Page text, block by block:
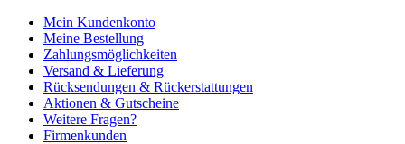
Mein Kundenkonto
Meine Bestellung
Zahlungsmöglichkeiten
Versand & Lieferung
Rücksendungen & Rückerstattungen
Aktionen & Gutscheine
Weitere Fragen?
Firmenkunden